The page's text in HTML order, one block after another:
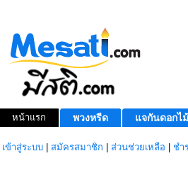
หน้าแรก พวงหรีด แจกันดอกไม้
เข้าสู่ระบบ สมัครสมาชิก ส่วนช่วยเหลือ ชำ